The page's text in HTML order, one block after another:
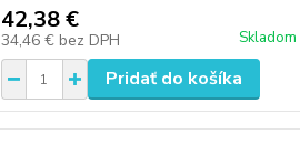
42,38 €
34,46 € bez DPH Skladom
Pridať do košíka